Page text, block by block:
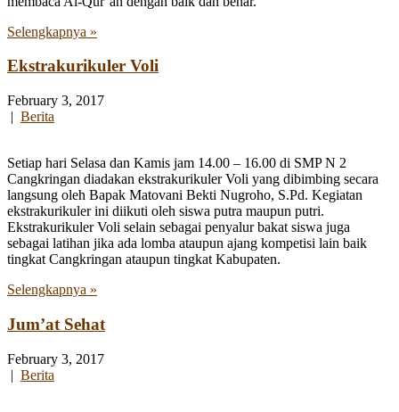
Selengkapnya »
Ekstrakurikuler Voli
February 3, 2017
| Berita
Setiap hari Selasa dan Kamis jam 14.00 – 16.00 di SMP N 2
Cangkringan diadakan ekstrakurikuler Voli yang dibimbing secara
langsung oleh Bapak Matovani Bekti Nugroho, S.Pd. Kegiatan
ekstrakurikuler ini diikuti oleh siswa putra maupun putri.
Ekstrakurikuler Voli selain sebagai penyalur bakat siswa juga
sebagai latihan jika ada lomba ataupun ajang kompetisi lain baik
tingkat Cangkringan ataupun tingkat Kabupaten.
Selengkapnya »
Jum’at Sehat
February 3, 2017
| Berita